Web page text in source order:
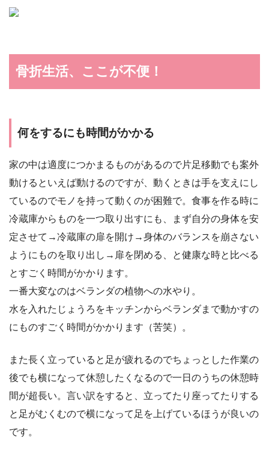
骨折生活、ここが不便！
何をするにも時間がかかる
家の中は適度につかまるものがあるので片足移動でも案外
動けるといえば動けるのですが、動くときは手を支えにし
ているのでモノを持って動くのが困難で。食事を作る時に
冷蔵庫からものを一つ取り出すにも、まず自分の身体を安
定させて→冷蔵庫の扉を開け→身体のバランスを崩さない
ようにものを取り出し→扉を閉める、と健康な時と比べる
とすごく時間がかかります。
一番大変なのはベランダの植物への水やり。
水を入れたじょうろをキッチンからベランダまで動かすの
にものすごく時間がかかります（苦笑）。
また長く立っていると足が疲れるのでちょっとした作業の
後でも横になって休憩したくなるので一日のうちの休憩時
間が超長い。言い訳をすると、立ってたり座ってたりする
と足がむくむので横になって足を上げているほうが良いの
です。